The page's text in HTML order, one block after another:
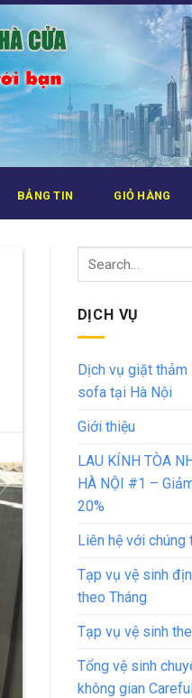
BẢNG TIN GIỎ HÀNG
DỊCH VỤ
Dịch vụ giặt thảm
sofa tại Hà Nội
Giới thiệu
LAU KÍNH TÒA
HÀ NỘI #1 –
20%
Liên hệ với chúng
Tạp vụ vệ sinh
theo Tháng
Tạp vụ vệ sinh
Tổng vệ sinh
không gian